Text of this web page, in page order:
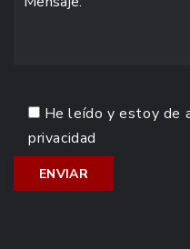
He leído y estoy de
privacidad